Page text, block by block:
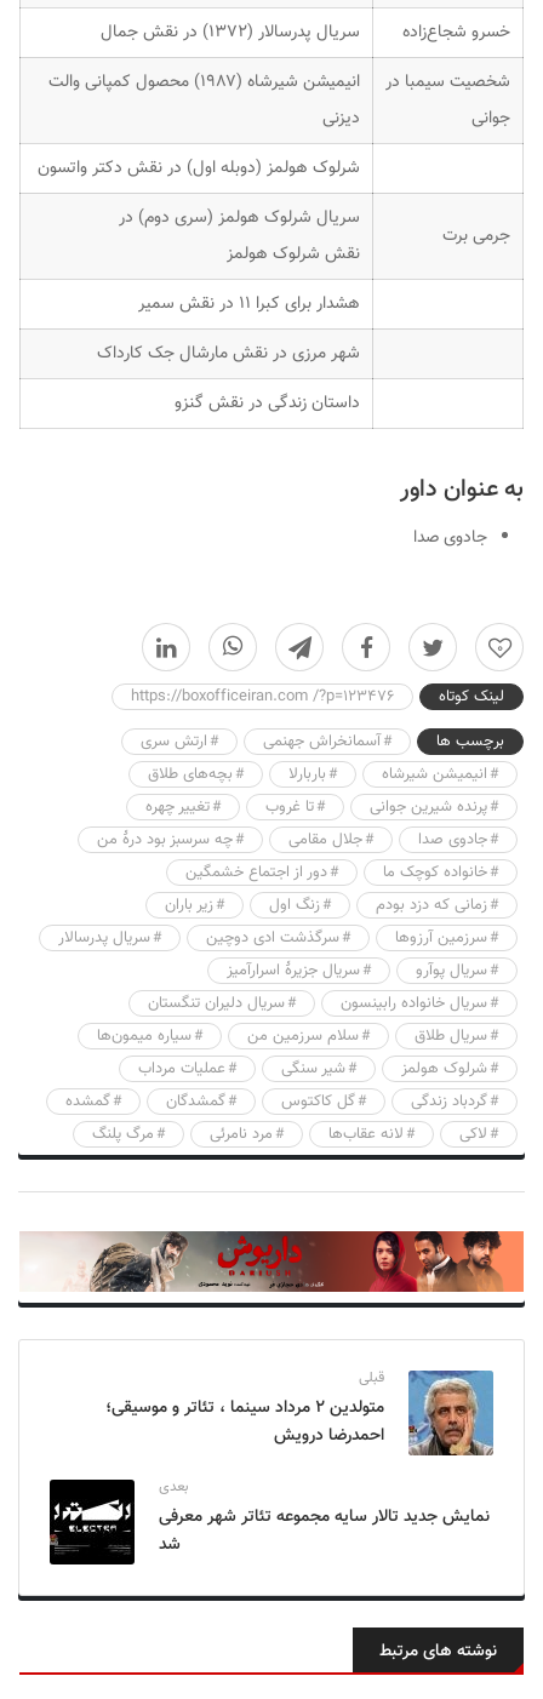
خسرو شجاع‌زاده
سریال پدرسالار (۱۳۷۲) در نقش جمال
شخصیت سیمبا در
جوانی
انیمیشن شیرشاه (۱۹۸۷) محصول کمپانی والت
دیزنی
شرلوک هولمز (دوبله اول) در نقش دکتر واتسون
جرمی برت
سریال شرلوک هولمز (سری دوم) در
نقش شرلوک هولمز
هشدار برای کبرا ۱۱ در نقش سمیر
شهر مرزی در نقش مارشال جک کارداک
داستان زندگی در نقش گنزو
به عنوان داور
جادوی صدا
0
لینک کوتاه
https://boxofficeiran.com /?p=123476
برچسب ها
آسمانخراش جهنمی
ارتش سری
انیمیشن شیرشاه
باربارلا
بچه‌های طلاق
پرنده شیرین جوانی
تا غروب
تغییر چهره
جادوی صدا
جلال مقامی
چه سرسبز بود درهٔ من
خانواده کوچک ما
دور از اجتماع خشمگین
زمانی که دزد بودم
زنگ اول
زیر باران
سرزمین آرزوها
سرگذشت ادی دوچین
سریال پدرسالار
سریال پوآرو
سریال جزیرهٔ اسرارآمیز
سریال خانواده رابینسون
سریال دلیران تنگستان
سریال طلاق
سلام سرزمین من
سیاره میمون‌ها
شرلوک هولمز
شیر سنگی
عملیات مرداب
گردباد زندگی
گل کاکتوس گمشدگان
گمشده
لاکی
لانه عقاب‌ها مرد نامرئی مرگ پلنگ
قبلی
متولدین ۲ مرداد سینما ، تئاتر و موسیقی؛
احمدرضا درویش
بعدی
نمایش جدید تالار سایه مجموعه تئاتر شهر معرفی
شد
نوشته های مرتبط